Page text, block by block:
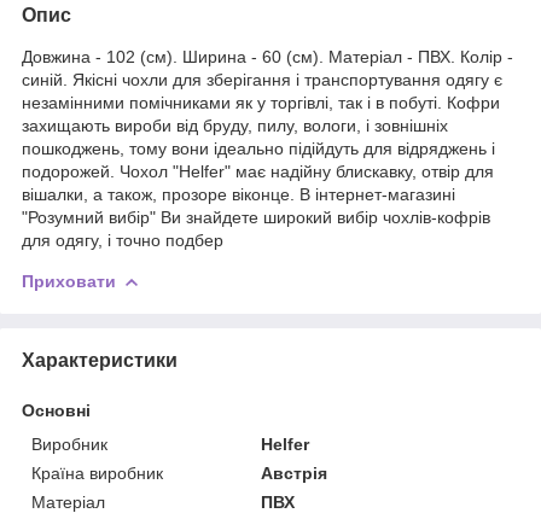
Опис
Довжина - 102 (см). Ширина - 60 (см). Матеріал - ПВХ. Колір -
синій. Якісні чохли для зберігання і транспортування одягу є
незамінними помічниками як у торгівлі, так і в побуті. Кофри
захищають вироби від бруду, пилу, вологи, і зовнішніх
пошкоджень, тому вони ідеально підійдуть для відряджень і
подорожей. Чохол "Helfer" має надійну блискавку, отвір для
вішалки, а також, прозоре віконце. В інтернет-магазині
"Розумний вибір" Ви знайдете широкий вибір чохлів-кофрів
для одягу, і точно подбер
Приховати
Характеристики
Основні
Виробник
Helfer
Країна виробник
Австрія
Матеріал
ПВХ